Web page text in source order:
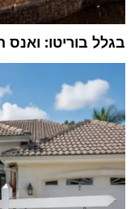
בגלל בוריטו: